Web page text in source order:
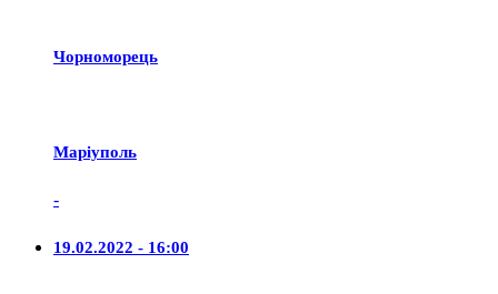
Чорноморець
Маріуполь
-
19.02.2022 - 16:00